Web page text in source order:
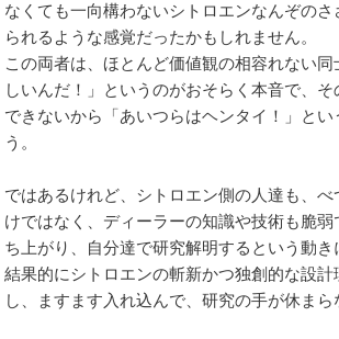
なくても一向構わないシトロエンなんぞの
られるような感覚だったかもしれません。
この両者は、ほとんど価値観の相容れない
しいんだ！」というのがおそらく本音で、
できないから「あいつらはヘンタイ！」と
う。
ではあるけれど、シトロエン側の人達も、
けではなく、ディーラーの知識や技術も脆
ち上がり、自分達で研究解明するという動き
結果的にシトロエンの斬新かつ独創的な設
し、ますます入れ込んで、研究の手が休まら